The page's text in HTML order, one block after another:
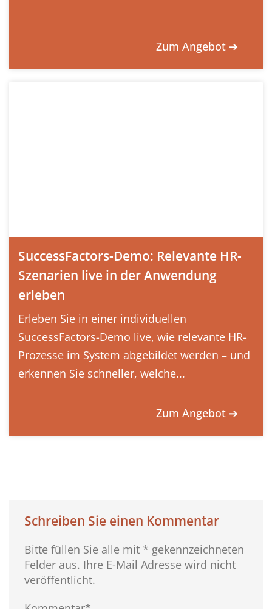
Zum Angebot ➔
SuccessFactors-Demo: Relevante HR-
Szenarien live in der Anwendung
erleben
Erleben Sie in einer individuellen
SuccessFactors-Demo live, wie relevante HR-
Prozesse im System abgebildet werden – und
erkennen Sie schneller, welche...
Zum Angebot ➔
Schreiben Sie einen Kommentar
Bitte füllen Sie alle mit * gekennzeichneten
Felder aus. Ihre E-Mail Adresse wird nicht
veröffentlicht.